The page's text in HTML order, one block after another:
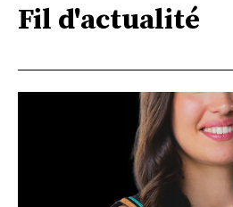
Fil d'actualité